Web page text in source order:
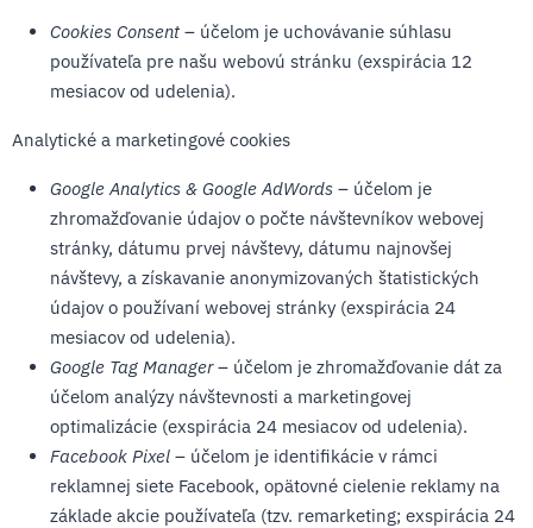
Cookies Consent – účelom je uchovávanie súhlasu
používateľa pre našu webovú stránku (exspirácia 12
mesiacov od udelenia).
Analytické a marketingové cookies
Google Analytics & Google AdWords – účelom je
zhromažďovanie údajov o počte návštevníkov webovej
stránky, dátumu prvej návštevy, dátumu najnovšej
návštevy, a získavanie anonymizovaných štatistických
údajov o používaní webovej stránky (exspirácia 24
mesiacov od udelenia).
Google Tag Manager– účelom je zhromažďovanie dát za
účelom analýzy návštevnosti a marketingovej
optimalizácie (exspirácia 24 mesiacov od udelenia).
Facebook Pixel – účelom je identifikácie v rámci
reklamnej siete Facebook, opätovné cielenie reklamy na
základe akcie používateľa (tzv. remarketing; exspirácia 24